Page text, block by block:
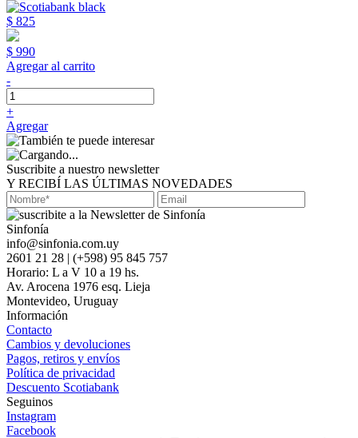
$ 825
$ 990
Agregar al carrito
-
+
Agregar
Suscribite a nuestro newsletter
Y RECIBÍ LAS ÚLTIMAS NOVEDADES
Sinfonía
info@sinfonia.com.uy
2601 21 28 | (+598) 95 845 757
Horario: L a V 10 a 19 hs.
Av. Arocena 1976 esq. Lieja
Montevideo, Uruguay
Información
Contacto
Cambios y devoluciones
Pagos, retiros y envíos
Política de privacidad
Descuento Scotiabank
Seguinos
Instagram
Facebook